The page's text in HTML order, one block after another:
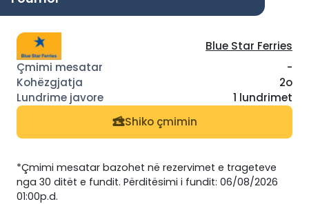
Blue Star Ferries
-
2o
1 lundrimet
Shiko çmimin
*Çmimi mesatar bazohet në rezervimet e trageteve
nga 30 ditët e fundit. Përditësimi i fundit: 06/08/2026
01:00p.d.